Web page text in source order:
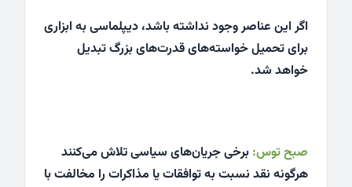
اگر این عناصر وجود نداشته باشد، دیپلماسی به ابزاری
برای تحمیل خواسته‌های قدرت‌های بزرگ تبدیل
خواهد شد.
صبح توس: برخی جریان‌های سیاسی تلاش می‌کنند
هرگونه نقد نسبت به توافقات یا مذاکرات را مخالفت با